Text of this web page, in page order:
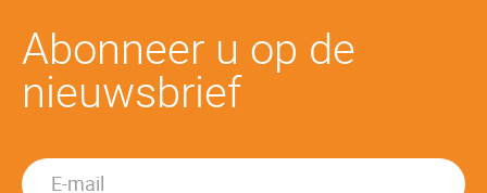
Abonneer u op de
nieuwsbrief